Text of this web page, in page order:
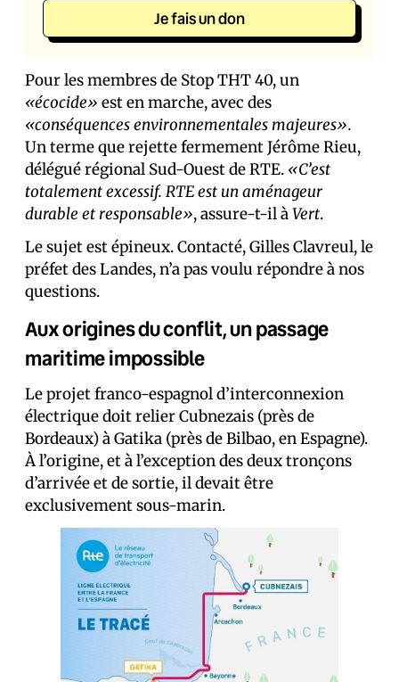
Je fais un don
Pour les membres de Stop THT 40, un
«écocide» est en marche, avec des
«conséquences environnementales majeures».
Un terme que rejette fermement Jérôme Rieu,
délégué régional Sud-Ouest de RTE. «C’est
totalement excessif. RTE est un aménageur
durable et responsable», assure-t-il àVert.
Le sujet est épineux. Contacté, Gilles Clavreul, le
préfet des Landes, n’a pas voulu répondre à nos
questions.
Aux origines du conflit, un passage
maritime impossible
Le projet franco-espagnol d’interconnexion
électrique doit relier Cubnezais (près de
Bordeaux) à Gatika (près de Bilbao, en Espagne).
À l’origine, et à l’exception des deux tronçons
d’arrivée et de sortie, il devait être
exclusivement sous-marin.